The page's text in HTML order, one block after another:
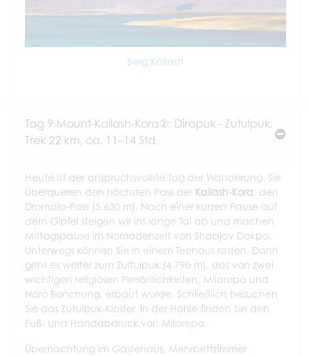
Berg Kailash
Tag 9 Mount-Kailash-Kora②: Dirapuk - Zutulpuk,
Trek 22 km, ca. 11–14 Std.
Heute ist der anspruchsvollste Tag der Wanderung, Sie
überqueren den höchsten Pass der Kailash-Kora, den
Dromala-Pass (5.630 m). Nach einer kurzen Pause auf
dem Gipfel steigen wir ins lange Tal ab und machen
Mittagspause im Nomadenzelt von Shabjay Dakpo.
Unterwegs können Sie in einem Teehaus rasten. Dann
geht es weiter zum Zultulpuk (4.790 m), das von zwei
wichtigen religiösen Persönlichkeiten, Milarepa und
Naro Bonchung, erbaut wurde. Schließlich besuchen
Sie das Zutulpuk-Kloster. In der Höhle finden Sie den
Fuß- und Handabdruck von Milarepa.
Übernachtung im Gästehaus, Mehrbettzimmer